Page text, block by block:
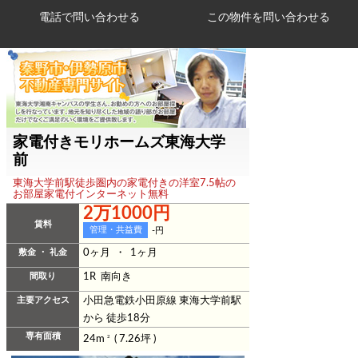
電話で問い合わせる
家電付きモリホームズ東海大学
前
東海大学前駅徒歩圏内の家電付きの洋室7.5帖の
お部屋家電付インターネット無料
賃料
2万1000円
管理・共益費 -円
敷金 ・ 礼金 0ヶ月 ・ 1ヶ月
間取り 1R 南向き
主要アクセス
小田急電鉄小田原線 東海大学前駅
から 徒歩18分
専有面積 24m2 ( 7.26坪 )